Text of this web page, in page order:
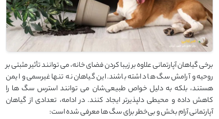
برخی گیاهان آپارتمانی علاوه بر زیبا کردن فضای خانه، می ‌توانند تأثیر مثبتی بر
روحیه و آرامش سگ‌ ها داشته باشند. این گیاهان نه ‌تنها غیرسمی و ایمن
هستند، بلکه به دلیل خواص طبیعی‌شان می ‌توانند استرس سگ ‌ها را
کاهش داده و محیطی دلپذیرتر ایجاد کنند. در ادامه، تعدادی از گیاهان
آپارتمانی آرام‌ بخش و بی‌خطر برای سگ‌ ها معرفی شده است: